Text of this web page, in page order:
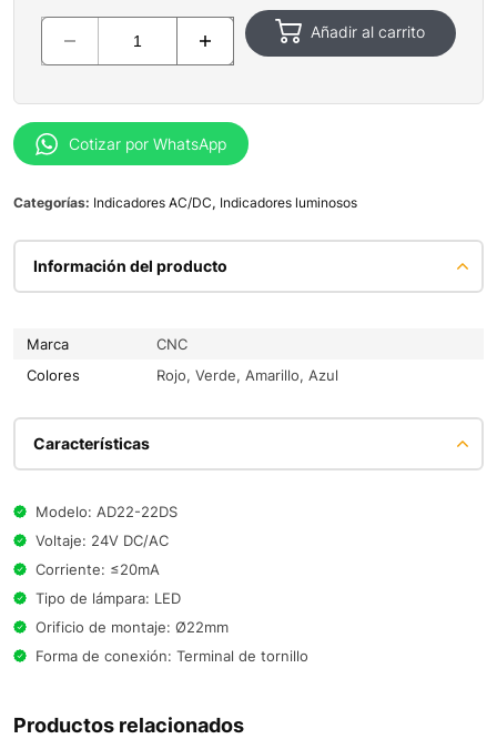
Añadir al carrito
Cotizar por WhatsApp
Categorías: Indicadores AC/DC, Indicadores luminosos
Información del producto
Marca
CNC
Colores
Rojo, Verde, Amarillo, Azul
Características
Modelo: AD22-22DS
Voltaje: 24V DC/AC
Corriente: ≤20mA
Tipo de lámpara: LED
Orificio de montaje: Ø22mm
Forma de conexión: Terminal de tornillo
Productos relacionados